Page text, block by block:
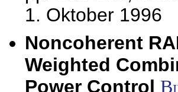
1. Oktober 1996
Noncoherent
Weighted
Power Control